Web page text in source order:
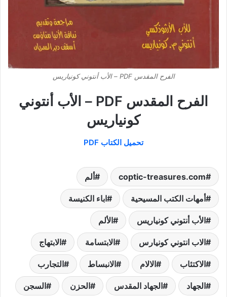
الفرح المقدس PDF – الأب أنتوني كونياريس
الفرح المقدس PDF – الأب أنتوني
كونياريس
تحميل الكتاب PDF
coptic-treasures.com ألم
أمهات الكتب المسيحية اباء الكنيسة
الأب أنتوني كونياريس الألم
الاب انتوني كونيارس الابتسامة الابتهاج
الاكتئاب الالام الانبساط التجارب
الجهاد الجهاد المقدس الحزن السجن